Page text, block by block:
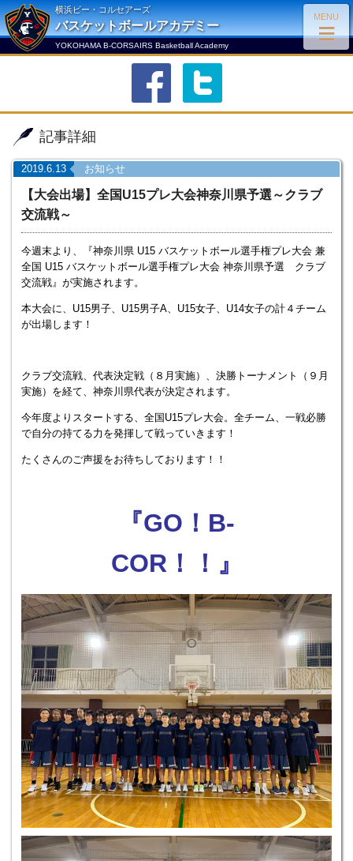
横浜ビー・コルセアーズ
バスケットボールアカデミー
YOKOHAMA B-CORSAIRS Basketball Academy
facebooktwitter
MENU
≡
記事詳細
2019.6.13 お知らせ
【大会出場】全国U15プレ大会神奈川県予選～クラブ
交流戦～
今週末より、『神奈川県 U15 バスケットボール選手権プレ大会 兼
全国 U15 バスケットボール選手権プレ大会 神奈川県予選 クラブ
交流戦』が実施されます。
本大会に、U15男子、U15男子A、U15女子、U14女子の計４チーム
が出場します！
クラブ交流戦、代表決定戦（８月実施）、決勝トーナメント（９月
実施）を経て、神奈川県代表が決定されます。
今年度よりスタートする、全国U15プレ大会。全チーム、一戦必勝
で自分の持てる力を発揮して戦っていきます！
たくさんのご声援をお待ちしております！！
『GO！B-
COR！！』